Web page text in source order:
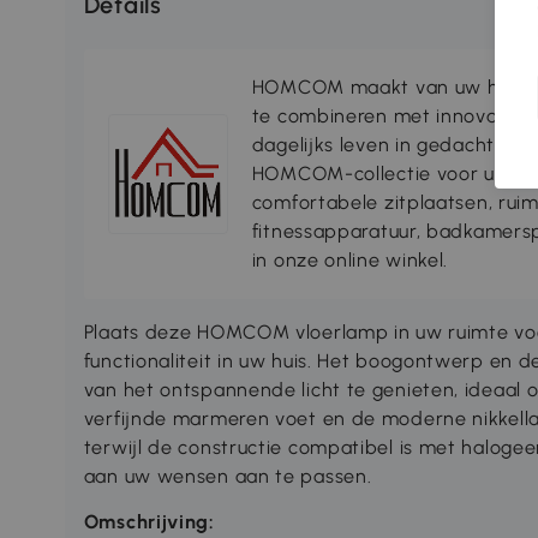
HOMCOM maakt van uw huis
te combineren met
dagelijks leven in gedachten,
HOMCOM-collectie voor uw
comfortabele zitplaatsen,
fitnessapparatuur,
in onze online winkel.
Plaats deze HOMCOM vloerlamp in uw ruimte
functionaliteit in uw huis. Het boogontwerp en
van het ontspannende licht te genieten, ideaal
verfijnde marmeren voet en de moderne
terwijl de constructie compatibel is met
aan uw wensen aan te passen.
Omschrijving: